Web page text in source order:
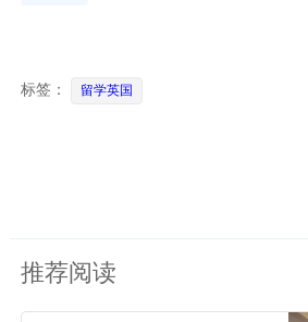
标签： 留学英国
推荐阅读